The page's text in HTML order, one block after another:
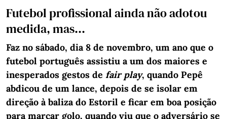
Futebol profissional ainda não adotou
medida, mas...
Faz no sábado, dia 8 de novembro, um ano que o
futebol português assistiu a um dos maiores e
inesperados gestos de fair play, quando Pepê
abdicou de um lance, depois de se isolar em
direção à baliza do Estoril e ficar em boa posição
para marcar golo, quando viu que o adversário se